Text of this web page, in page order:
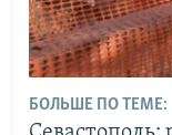
БОЛЬШЕ ПО ТЕМЕ: